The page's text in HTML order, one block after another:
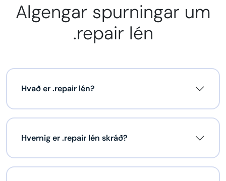
Algengar spurningar um
.repair lén
Hvað er .repair lén?
Hvernig er .repair lén skráð?